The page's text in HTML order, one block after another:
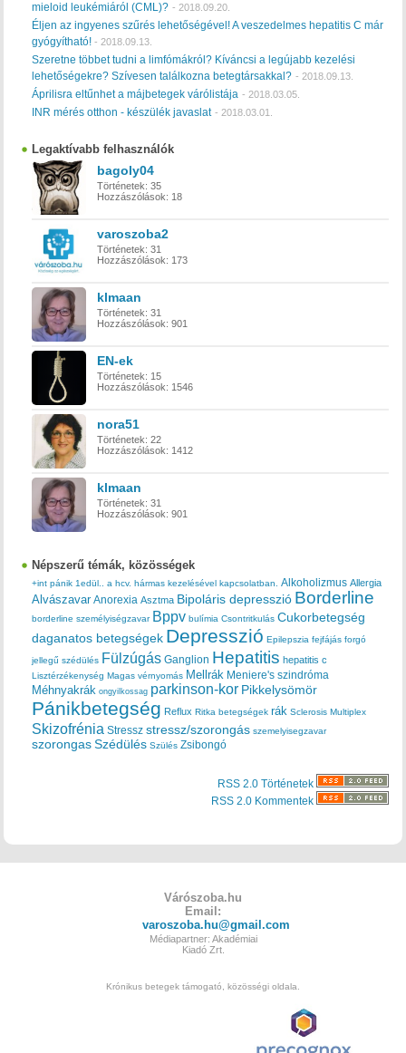
mieloid leukémiáról (CML)? - 2018.09.20.
Éljen az ingyenes szűrés lehetőségével! A veszedelmes hepatitis C már
gyógyítható!- 2018.09.13.
Szeretne többet tudni a limfómákról? Kíváncsi a legújabb kezelési
lehetőségekre? Szívesen találkozna betegtársakkal? - 2018.09.13.
Áprilisra eltűnhet a májbetegek várólistája - 2018.03.05.
INR mérés otthon - készülék javaslat - 2018.03.01.
Legaktívabb felhasználók
bagoly04
Történetek: 35
Hozzászólások: 18
varoszoba2
Történetek: 31
Hozzászólások: 173
klmaan
Történetek: 31
Hozzászólások: 901
EN-ek
Történetek: 15
Hozzászólások: 1546
nora51
Történetek: 22
Hozzászólások: 1412
klmaan
Történetek: 31
Hozzászólások: 901
Népszerű témák, közösségek
+int pánik 1edül.. a hcv. hármas kezelésével kapcsolatban. Alkoholizmus Allergia
Alvászavar Anorexia Asztma Bipoláris depresszió Borderline
borderline személyiségzavar Bppv bulímia Csontritkulás Cukorbetegség
daganatos betegségek Depresszió Epilepszia fejfájás forgó
jellegű szédülés Fülzúgás Ganglion Hepatitis hepatitis c
Lisztérzékenység Magas vérnyomás Mellrák Meniere's szindróma
Méhnyakrák ongyilkossag parkinson-kor Pikkelysömör
Pánikbetegség Reflux Ritka betegségek rák Sclerosis Multiplex
Skizofrénia Stressz stressz/szorongás szemelyisegzavar
szorongas Szédülés Szülés Zsibongó
RSS 2.0 Történetek
RSS 2.0 Kommentek
Várószoba.hu
Email:
varoszoba.hu@gmail.com
Médiapartner: Akadémiai
Kiadó Zrt.
Krónikus betegek támogató, közösségi oldala.